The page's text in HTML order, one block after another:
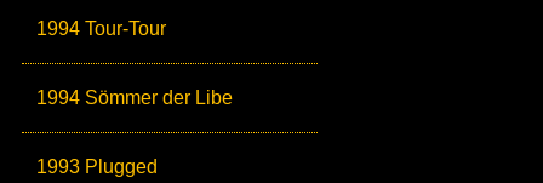
1994 Tour-Tour
1994 Sömmer der Libe
1993 Plugged